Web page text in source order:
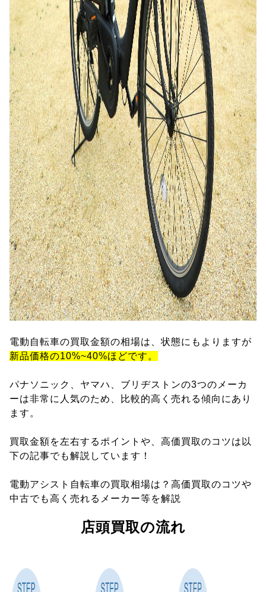
電動自転車の買取金額の相場は、状態にもよりますが
新品価格の10%~40%ほどです。
パナソニック、ヤマハ、ブリヂストンの3つのメーカ
ーは非常に人気のため、比較的高く売れる傾向にあり
ます。
買取金額を左右するポイントや、高価買取のコツは以
下の記事でも解説しています！
電動アシスト自転車の買取相場は？高価買取のコツや
中古でも高く売れるメーカー等を解説
店頭買取の流れ